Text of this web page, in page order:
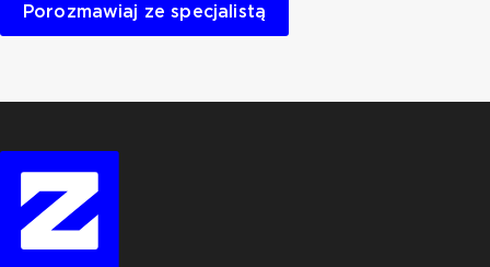
Porozmawiaj ze specjalistą